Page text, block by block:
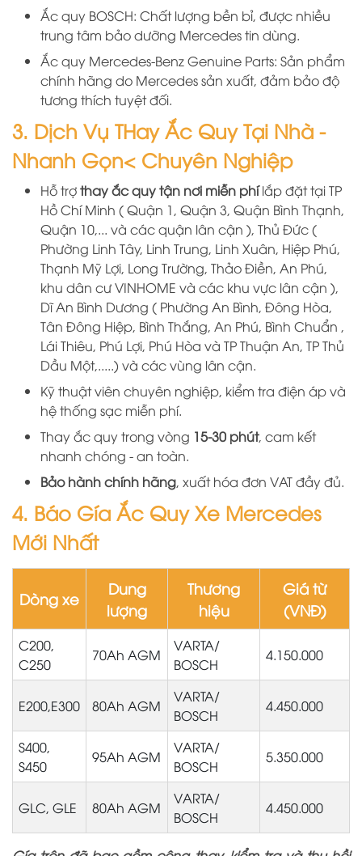
Ắc quy BOSCH: Chất lượng bền bỉ, được nhiều
trung tâm bảo dưỡng Mercedes tin dùng.
Ắc quy Mercedes-Benz Genuine Parts: Sản phẩm
chính hãng do Mercedes sản xuất, đảm bảo độ
tương thích tuyệt đối.
3. Dịch Vụ THay Ắc Quy Tại Nhà -
Nhanh Gọn< Chuyên Nghiệp
Hỗ trợthay ắc quy tận nơi miễn phílắp đặt tại TP
Hồ Chí Minh ( Quận 1, Quận 3, Quận Bình Thạnh,
Quận 10,... và các quận lân cận ), Thủ Đức (
Phường Linh Tây, Linh Trung, Linh Xuân, Hiệp Phú,
Thạnh Mỹ Lợi, Long Trường, Thảo Điền, An Phú,
khu dân cư VINHOME và các khu vực lân cận ),
Dĩ An Bình Dương ( Phường An Bình, Đông Hòa,
Tân Đông Hiệp, Bình Thắng, An Phú, Bình Chuẩn ,
Lái Thiêu, Phú Lợi, Phú Hòa và TP Thuận An, TP Thủ
Dầu Một,.....) và các vùng lân cận.
Kỹ thuật viên chuyên nghiệp, kiểm tra điện áp và
hệ thống sạc miễn phí.
Thay ắc quy trong vòng 15-30 phút, cam kết
nhanh chóng - an toàn.
Bảo hành chính hãng, xuất hóa đơn VAT đầy đủ.
4. Báo Gía Ắc Quy Xe Mercedes
Mới Nhất
Dòng xe
Dung
lượng
Thương
hiệu
Giá từ
(VNĐ)
C200,
C250
70Ah AGM
VARTA/
BOSCH
4.150.000
E200,E300 80Ah AGM
VARTA/
BOSCH
4.450.000
S400,
S450
95Ah AGM
VARTA/
BOSCH
5.350.000
GLC, GLE 80Ah AGM
VARTA/
BOSCH
4.450.000